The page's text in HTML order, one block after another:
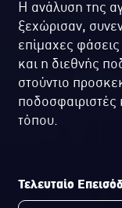
Η ανάλυση της
ξεχώρισαν,
επίμαχες
και η διεθνής
στούντιο
ποδοσφαιριστές
τόπου.
Τελευταίο